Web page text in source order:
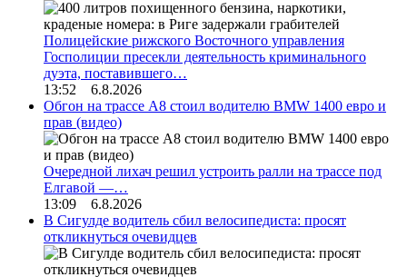
Полицейские рижского Восточного управления
Госполиции пресекли деятельность криминального
дуэта, поставившего…
13:52 6.8.2026
Обгон на трассе А8 стоил водителю BMW 1400 евро и
прав (видео)
Очередной лихач решил устроить ралли на трассе под
Елгавой —…
13:09 6.8.2026
В Сигулде водитель сбил велосипедиста: просят
откликнуться очевидцев